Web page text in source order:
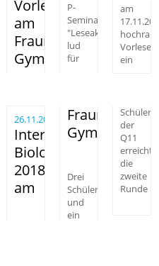
Vorlesetag
am
Fraunhofer-
Gymnasium
P-
Seminar
"Leseaktionen"
lud
für
am
17.11.2017
hochrangige
Vorleser
ein
26.11.2017
Internationale
BiologieOlympiade
2018
am
Fraunhofer-
Gymnasium
Drei
Schülerinnen
und
ein
Schüler
der
Q11
erreichten
die
zweite
Runde